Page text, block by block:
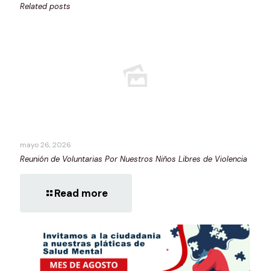
Related posts
mayo 26, 2026
Reunión de Voluntarias Por Nuestros Niños Libres de Violencia
Read more